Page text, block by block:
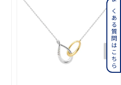
よくある質問はこちら